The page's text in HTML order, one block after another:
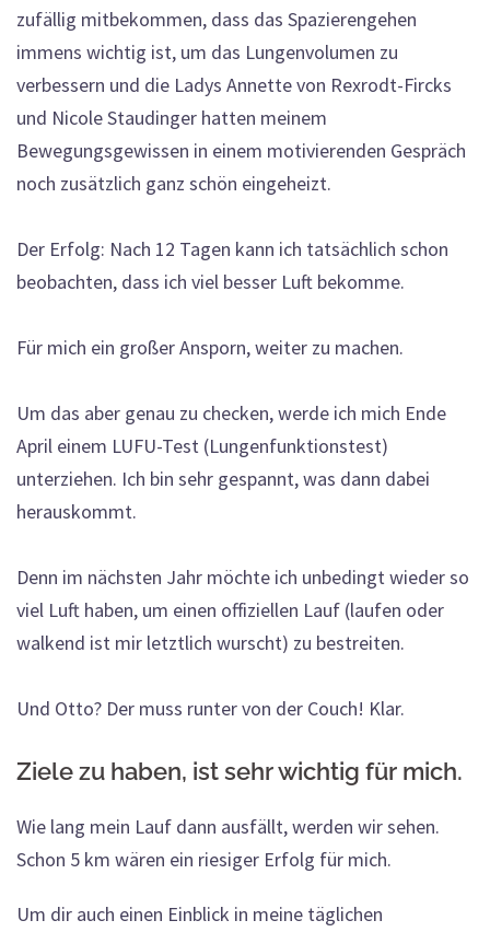
zufällig mitbekommen, dass das Spazierengehen
immens wichtig ist, um das Lungenvolumen zu
verbessern und die Ladys Annette von Rexrodt-Fircks
und Nicole Staudinger hatten meinem
Bewegungsgewissen in einem motivierenden Gespräch
noch zusätzlich ganz schön eingeheizt.
Der Erfolg: Nach 12 Tagen kann ich tatsächlich schon
beobachten, dass ich viel besser Luft bekomme.
Für mich ein großer Ansporn, weiter zu machen.
Um das aber genau zu checken, werde ich mich Ende
April einem LUFU-Test (Lungenfunktionstest)
unterziehen. Ich bin sehr gespannt, was dann dabei
herauskommt.
Denn im nächsten Jahr möchte ich unbedingt wieder so
viel Luft haben, um einen offiziellen Lauf (laufen oder
walkend ist mir letztlich wurscht) zu bestreiten.
Und Otto? Der muss runter von der Couch! Klar.
Ziele zu haben, ist sehr wichtig für mich.
Wie lang mein Lauf dann ausfällt, werden wir sehen.
Schon 5 km wären ein riesiger Erfolg für mich.
Um dir auch einen Einblick in meine täglichen